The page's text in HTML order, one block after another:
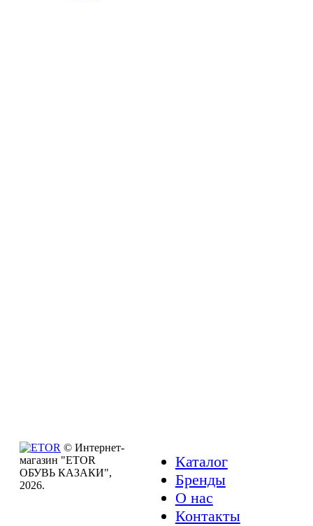
© Интернет-
магазин "ETOR
ОБУВЬ КАЗАКИ",
2026.
Каталог
Бренды
О нас
Контакты